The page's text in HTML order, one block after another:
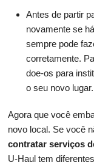
Antes de partir
novamente se
sempre pode
corretamente.
doe-os para
o seu novo
Agora que você
novo local. Se você
contratar serviços
U-Haul tem